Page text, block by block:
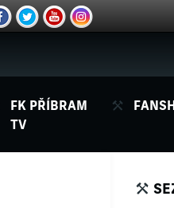
FK PŘÍBRAM
TV